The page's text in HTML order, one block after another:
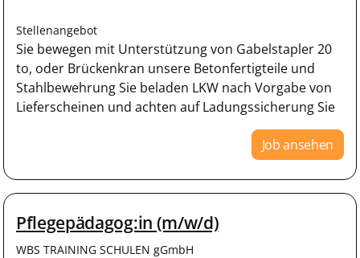
Stellenangebot
Sie bewegen mit Unterstützung von Gabelstapler 20
to, oder Brückenkran unsere Betonfertigteile und
Stahlbewehrung Sie beladen LKW nach Vorgabe von
Lieferscheinen und achten auf Ladungssicherung Sie
Job ansehen
Pflegepädagog:in (m/w/d)
WBS TRAINING SCHULEN gGmbH